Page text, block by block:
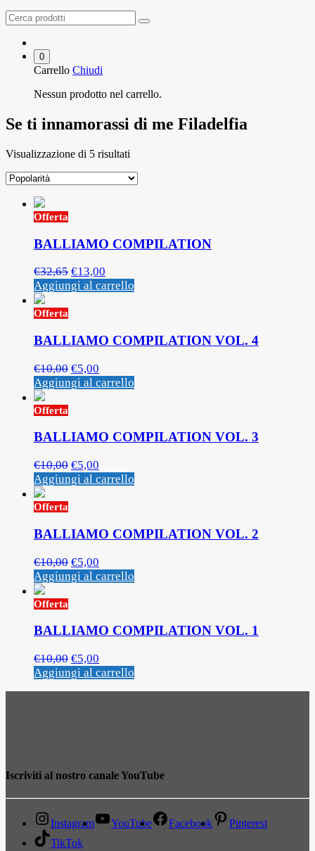
0
Carrello Chiudi
Nessun prodotto nel carrello.
Se ti innamorassi di me Filadelfia
Visualizzazione di 5 risultati
Offerta
BALLIAMO COMPILATION
€32,65 €13,00
Aggiungi al carrello
Offerta
BALLIAMO COMPILATION VOL. 4
€10,00 €5,00
Aggiungi al carrello
Offerta
BALLIAMO COMPILATION VOL. 3
€10,00 €5,00
Aggiungi al carrello
Offerta
BALLIAMO COMPILATION VOL. 2
€10,00 €5,00
Aggiungi al carrello
Offerta
BALLIAMO COMPILATION VOL. 1
€10,00 €5,00
Aggiungi al carrello
Iscriviti al nostro canale YouTube
Instagram YouTube Facebook
Pinterest
TikTok